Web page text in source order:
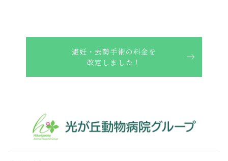
避妊・去勢手術の料金を
改定しました！